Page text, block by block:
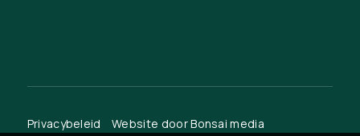
Privacybeleid Website doorBonsai media